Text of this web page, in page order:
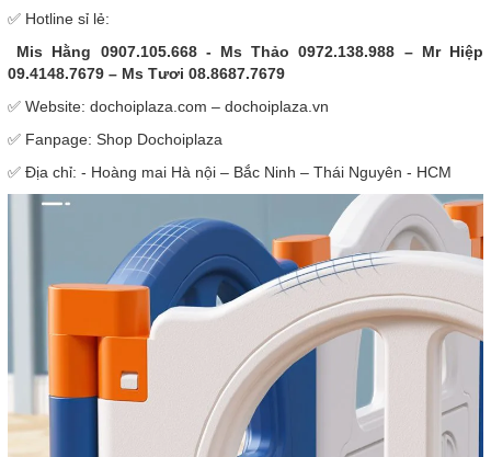
✅ Hotline sỉ lẻ:
Mis Hằng 0907.105.668 - Ms Thảo 0972.138.988 – Mr Hiệp
09.4148.7679 – Ms Tươi 08.8687.7679
✅ Website: dochoiplaza.com – dochoiplaza.vn
✅ Fanpage: Shop Dochoiplaza
✅ Địa chỉ: - Hoàng mai Hà nội – Bắc Ninh – Thái Nguyên - HCM